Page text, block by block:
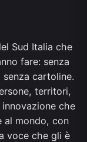
Sud Italia che
fare: senza
cartoline.
territori,
che
al mondo, con
voce che gli è